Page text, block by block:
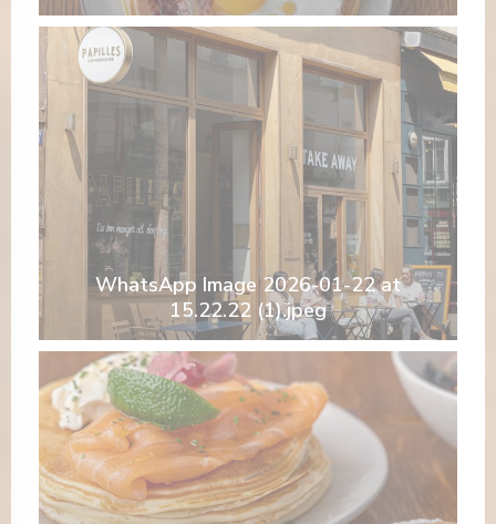
WhatsApp Image 2026-01-22 at
15.22.22 (1).jpeg